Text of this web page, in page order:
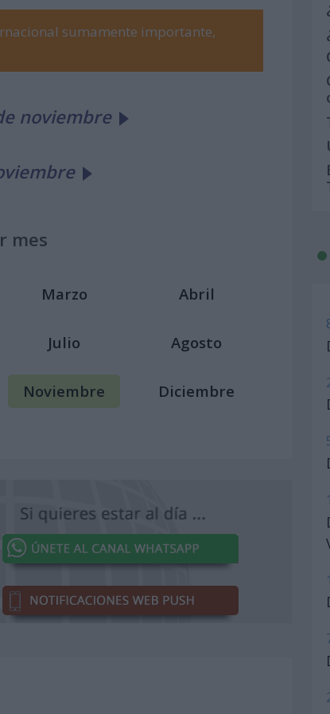
sumamente importante,
noviembre
mes
Marzo Abril
Julio Agosto
Noviembre Diciembre